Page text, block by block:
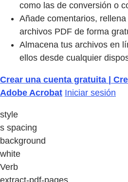
como las de conversión o
Añade comentarios,
archivos PDF de forma
Almacena tus archivos en
ellos desde cualquier
Crear una cuenta gratuita |
Adobe Acrobat Iniciar sesión
style
s spacing
background
white
Verb
extract-pdf-pages